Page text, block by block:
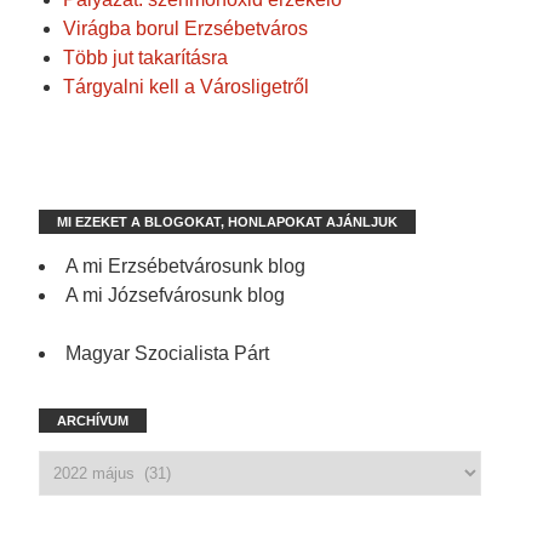
Virágba borul Erzsébetváros
Több jut takarításra
Tárgyalni kell a Városligetről
MI EZEKET A BLOGOKAT, HONLAPOKAT AJÁNLJUK
A mi Erzsébetvárosunk blog
A mi Józsefvárosunk blog
Magyar Szocialista Párt
ARCHÍVUM